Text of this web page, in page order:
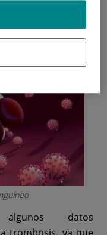
trombosada, es
algunos datos